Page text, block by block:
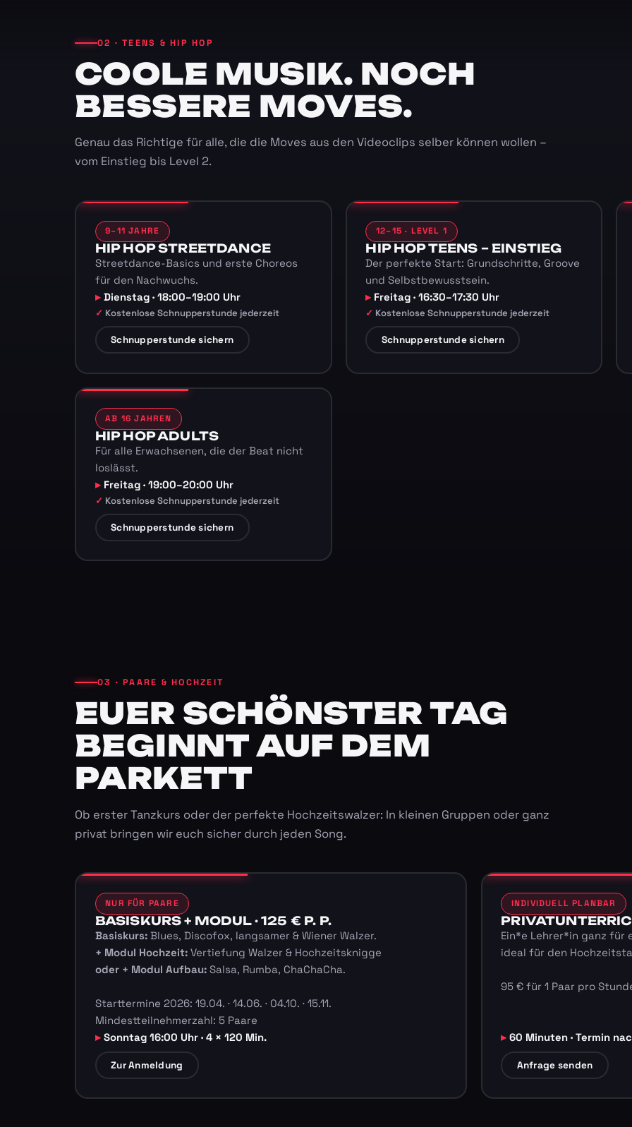
02 · TEENS & HIP HOP
COOLE MUSIK. NOCH
BESSERE MOVES.
Genau das Richtige für alle, die die Moves aus den Videoclips selber können wollen –
vom Einstieg bis Level 2.
9–11 JAHRE
HIP HOP STREETDANCE
Streetdance-Basics und erste Choreos
für den Nachwuchs.
Dienstag · 18:00–19:00 Uhr
Kostenlose Schnupperstunde jederzeit
Schnupperstunde sichern
12–15 · LEVEL 1
HIP HOP TEENS – EINSTIEG
Der perfekte Start: Grundschritte, Groove
und Selbstbewusstsein.
Freitag · 16:30–17:30 Uhr
Kostenlose Schnupperstunde jederzeit
Schnupperstunde sichern
AB 16 JAHREN
HIP HOP ADULTS
Für alle Erwachsenen, die der Beat nicht
loslässt.
Freitag · 19:00–20:00 Uhr
Kostenlose Schnupperstunde jederzeit
Schnupperstunde sichern
03 · PAARE & HOCHZEIT
EUER SCHÖNSTER TAG
BEGINNT AUF DEM
PARKETT
Ob erster Tanzkurs oder der perfekte Hochzeitswalzer: In kleinen Gruppen oder ganz
privat bringen wir euch sicher durch jeden Song.
NUR FÜR PAARE
BASISKURS + MODUL · 125 € P. P.
Basiskurs:Blues, Discofox, langsamer & Wiener Walzer.
+ Modul Hochzeit:Vertiefung Walzer & Hochzeitsknigge
oder + Modul Aufbau:Salsa, Rumba, ChaChaCha.
Starttermine 2026: 19.04. · 14.06. · 04.10. · 15.11.
Mindestteilnehmerzahl: 5 Paare
Sonntag 16:00 Uhr · 4 × 120 Min.
Zur Anmeldung
INDIVIDUELL PLANBAR
Ein*e Lehrer*in ganz für
ideal für den
95 € für 1 Paar pro
60 Minuten · Termin
Anfrage senden